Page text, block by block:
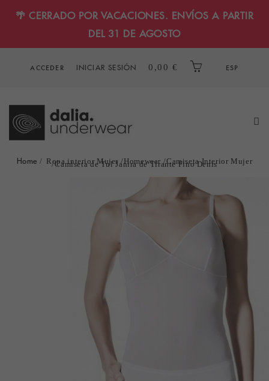
🌴 CERRADO POR VACACIONES. ENVÍOS A PARTIR
DEL 31 DE AGOSTO
ACCEDER INICIAR SESIÓN 0,00 € ESP
Home Ropa interior Mujer Homewear Camiseta Interior Mujer
Camiseta de Tul Janira de Tirante Fino Denis